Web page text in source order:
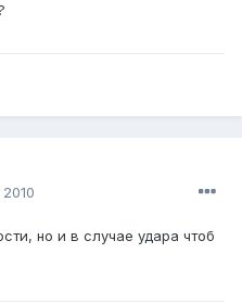
но и в случае удара чтоб